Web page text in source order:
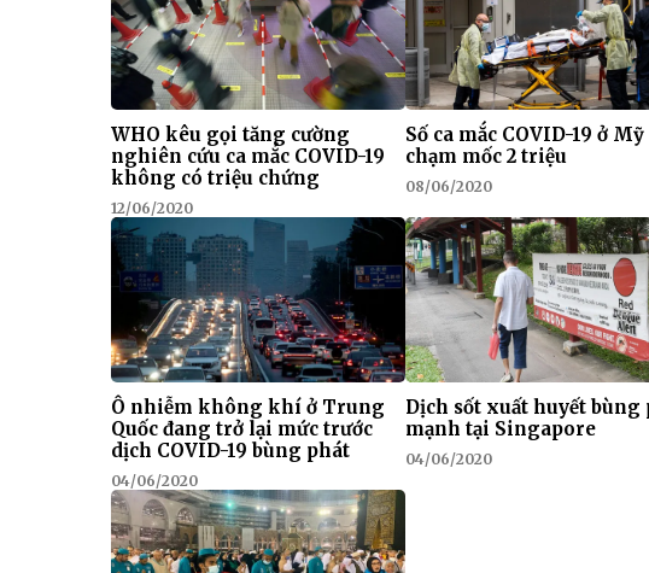
WHO kêu gọi tăng cường
nghiên cứu ca mắc COVID-19
không có triệu chứng
12/06/2020
Số ca mắc COVID-19 ở Mỹ
chạm mốc 2 triệu
08/06/2020
Ô nhiễm không khí ở Trung
Quốc đang trở lại mức trước
dịch COVID-19 bùng phát
04/06/2020
Dịch sốt xuất huyết bùng
mạnh tại Singapore
04/06/2020